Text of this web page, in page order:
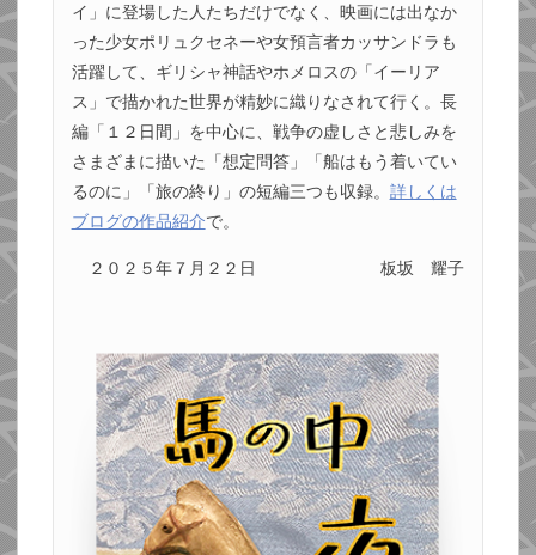
イ」に登場した人たちだけでなく、映画には出なか
った少女ポリュクセネーや女預言者カッサンドラも
活躍して、ギリシャ神話やホメロスの「イーリア
ス」で描かれた世界が精妙に織りなされて行く。長
編「１２日間」を中心に、戦争の虚しさと悲しみを
さまざまに描いた「想定問答」「船はもう着いてい
るのに」「旅の終り」の短編三つも収録。 詳しくは
ブログの作品紹介で。
２０２５年７月２２日 板坂 耀子